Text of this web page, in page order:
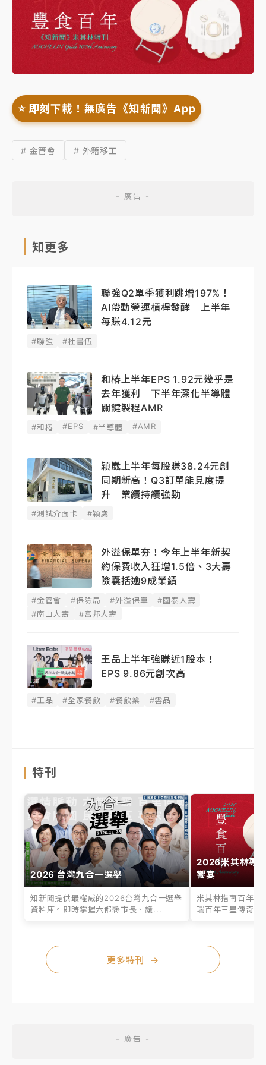
⭐️ 即刻下載！無廣告《知新聞》App
# 金管會 # 外籍移工
知更多
聯強Q2單季獲利跳增197%！
AI帶動營運槓桿發酵 上半年
每賺4.12元
#聯強 #杜書伍
和椿上半年EPS 1.92元幾乎是
去年獲利 下半年深化半導體
關鍵製程AMR
#和椿 #EPS #半導體 #AMR
穎崴上半年每股賺38.24元創
同期新高！Q3訂單能見度提
升 業續持續強勁
#測試介面卡 #穎崴
外溢保單夯！今年上半年新契
約保費收入狂增1.5倍、3大壽
險囊括逾9成業績
#金管會 #保險局 #外溢保單
#國泰人壽
#南山人壽
#富邦人壽
王品上半年強賺近1股本！
EPS 9.86元創次高
#王品 #全家餐飲 #餐飲業 #雲品
特刊
2026 台灣九合一選舉
知新聞提供最權威的2026台灣九合一選舉
資料庫。即時掌握六都縣市長、議...
2026米其林專
饗宴
米其林指南百年之
瑞百年三星傳奇、
更多特刊 →